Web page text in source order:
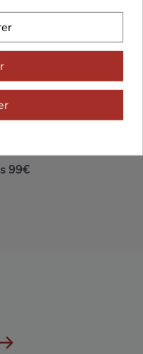
Paiement Sécurisé
Livraison 24h/48h
99€